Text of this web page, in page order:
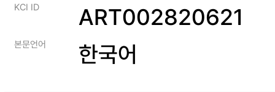
KCI ID ART002820621
본문언어 한국어